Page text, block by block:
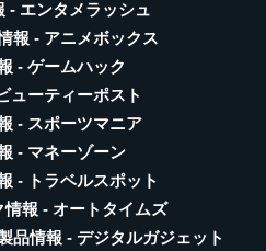
- エンタメラッシュ
報 - アニメボックス
- ゲームハック
ューティーポスト
- スポーツマニア
- マネーゾーン
- トラベルスポット
情報 - オートタイムズ
品情報 - デジタルガジェット